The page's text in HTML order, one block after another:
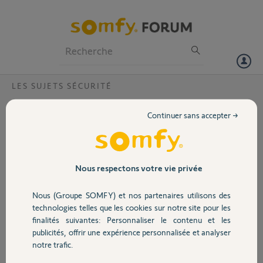
Volet
Sécurité
Domotique
LES SUJETS SÉCURITÉ
Suppression d'une entrée DNS Protexiom
Je vais me séparer de ma centrale Protexiom, pouvez vous supprimer
l'entrée DNS starfleet.alarmesomfy.net.
Merci,
André N.
il y a environ 5 ans
Participer au fil de discussion
Nous respectons votre vie privée
Nous (Groupe SOMFY) et nos partenaires utilisons des
technologies telles que les cookies sur notre site pour les
finalités suivantes: Personnaliser le contenu et les
publicités, offrir une expérience personnalisée et analyser
notre trafic.
Continuer sans accepter →